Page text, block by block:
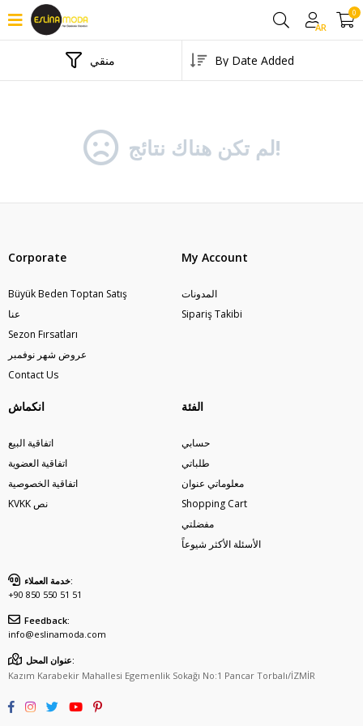
AR
0
منقي
لم تكن هناك نتائج!
Corporate
Büyük Beden Toptan Satış
عنا
Sezon Fırsatları
عروض شهر نوفمبر
Contact Us
My Account
المدونات
Sipariş Takibi
انكماش
اتفاقية البيع
اتفاقية العضوية
اتفاقية الخصوصية
KVKK نص
الفئة
حسابي
طلباتي
معلوماتي عنوان
Shopping Cart
مفضلتي
الأسئلة الأكثر شيوعاً
خدمة العملاء:
+90 850 550 51 51
Feedback:
info@eslinamoda.com
عنوان المحل:
Kazım Karabekir Mahallesi Egemenlik Sokağı No:1 Pancar Torbalı/İZMİR